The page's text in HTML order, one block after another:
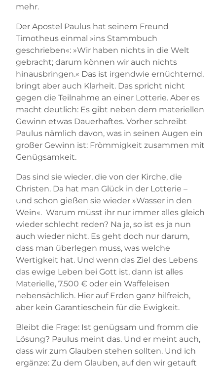
mehr.
Der Apostel Paulus hat seinem Freund
Timotheus einmal »ins Stammbuch
geschrieben«: »Wir haben nichts in die Welt
gebracht; darum können wir auch nichts
hinausbringen.« Das ist irgendwie ernüchternd,
bringt aber auch Klarheit. Das spricht nicht
gegen die Teilnahme an einer Lotterie. Aber es
macht deutlich: Es gibt neben dem materiellen
Gewinn etwas Dauerhaftes. Vorher schreibt
Paulus nämlich davon, was in seinen Augen ein
großer Gewinn ist: Frömmigkeit zusammen mit
Genügsamkeit.
Das sind sie wieder, die von der Kirche, die
Christen. Da hat man Glück in der Lotterie –
und schon gießen sie wieder »Wasser in den
Wein«. Warum müsst ihr nur immer alles gleich
wieder schlecht reden? Na ja, so ist es ja nun
auch wieder nicht. Es geht doch nur darum,
dass man überlegen muss, was welche
Wertigkeit hat. Und wenn das Ziel des Lebens
das ewige Leben bei Gott ist, dann ist alles
Materielle, 7.500 € oder ein Waffeleisen
nebensächlich. Hier auf Erden ganz hilfreich,
aber kein Garantieschein für die Ewigkeit.
Bleibt die Frage: Ist genügsam und fromm die
Lösung? Paulus meint das. Und er meint auch,
dass wir zum Glauben stehen sollten. Und ich
ergänze: Zu dem Glauben, auf den wir getauft